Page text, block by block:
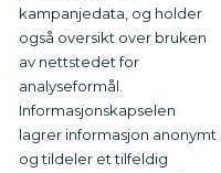
kampanjedata, og holder
også oversikt over bruken
av nettstedet for
analyseformål.
Informasjonskapselen
lagrer informasjon anonymt
og tildeler et tilfeldig